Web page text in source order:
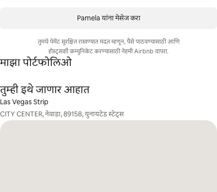
Pamela यांना मेसेज करा
तुमचे पेमेंट सुरक्षित राखण्यात मदत म्हणून, पैसे पाठवण्यासाठी आणि
होस्ट्सशी कम्युनिकेट करण्यासाठी नेहमी Airbnb वापरा.
माझा पोर्टफोलिओ
तुम्ही इथे जाणार आहात
Las Vegas Strip
CITY CENTER, नेवाडा, 89158, युनायटेड स्टेट्स